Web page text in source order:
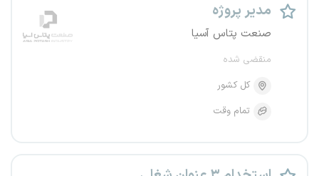
مدیر پروژه
صنعت پتاس آسیا
منقضی شده
کل کشور
تمام وقت